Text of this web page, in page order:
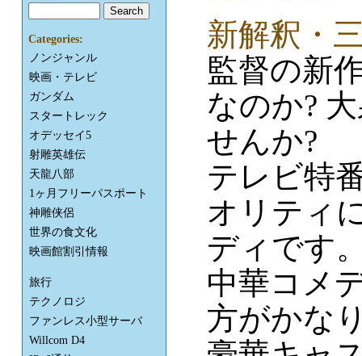
新解釈・
監督の新
なのか?
せんか?
テレビ特
オリティ
ディです
中華コメ
方がかな
Categories:
ノンジャンル
映画・テレビ
ガンダム
スタートレック
オデッセイ5
射雕英雄伝
天龍八部
1ヶ月フリーパスポート
神雕侠侶
世界の食文化
映画館割引情報
旅行
テクノロジ
ファンレス小型サーバ
Willcom D4